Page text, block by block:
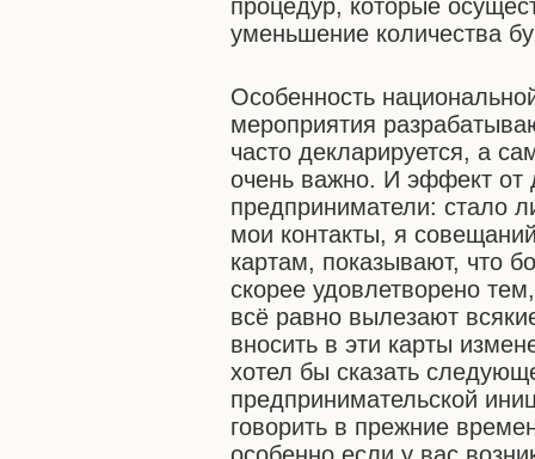
процедур, которые
уменьшение количества
Особенность
мероприятия
часто декларируется, а
очень важно. И эффект от
предприниматели: стало
мои контакты, я
картам, показывают, что
скорее удовлетворено
всё равно вылезают
вносить в эти карты
хотел бы сказать
предпринимательской
говорить в прежние